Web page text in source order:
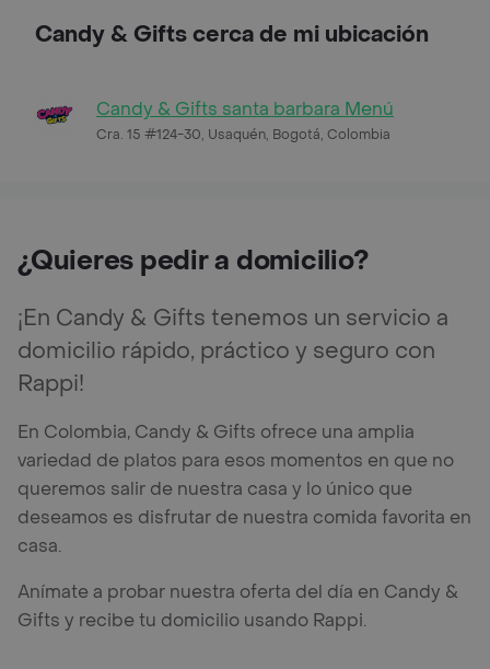
Candy & Gifts cerca de mi ubicación
Candy & Gifts santa barbara Menú
Cra. 15 #124-30, Usaquén, Bogotá, Colombia
¿Quieres pedir a domicilio?
¡En Candy & Gifts tenemos un servicio a
domicilio rápido, práctico y seguro con
Rappi!
En Colombia, Candy & Gifts ofrece una amplia
variedad de platos para esos momentos en que no
queremos salir de nuestra casa y lo único que
deseamos es disfrutar de nuestra comida favorita en
casa.
Anímate a probar nuestra oferta del día en Candy &
Gifts y recibe tu domicilio usando Rappi.